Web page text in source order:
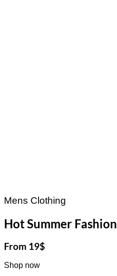
Mens Clothing
Hot Summer Fashion
From 19$
Shop now